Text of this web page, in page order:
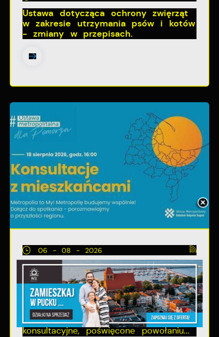
Ustawa dotycząca ochrony zwięrząt
w zakresie utrzymania psów i kotów
- zmiany w przepisach.
06 - 08 - 2026
Spotkanie konsultacyjne poświęcone
powołaniu związku metropolitalnego
w województwie pomorskim
Szanowni Państwo, serdecznie
zapraszamy na otwarte spotkanie
konsultacyjne, poświęcone powołaniu...